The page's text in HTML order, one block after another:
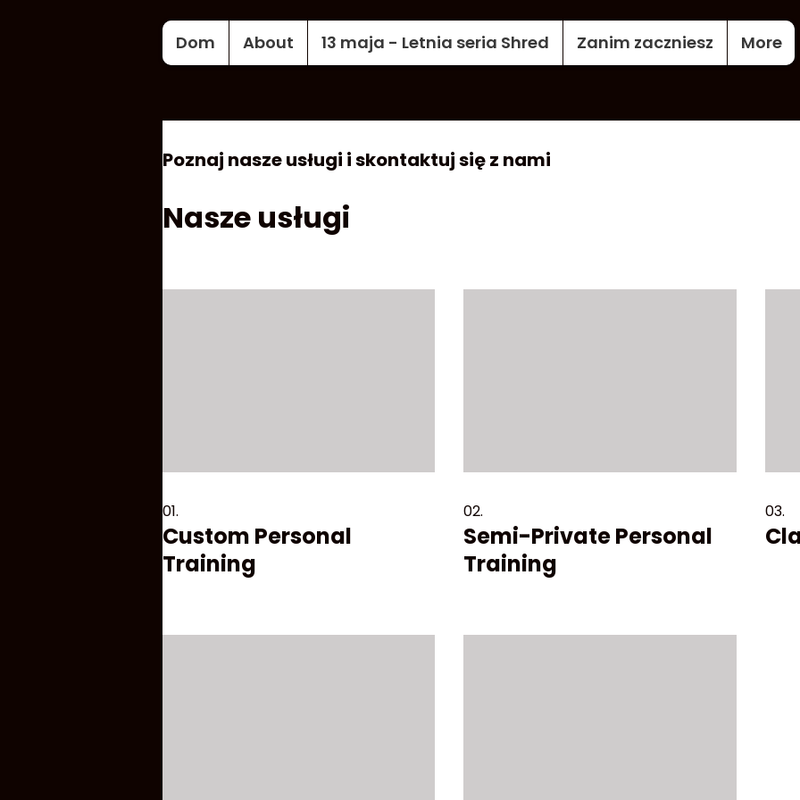
Dom About 13 maja - Letnia seria Shred Zanim zaczniesz More
Poznaj nasze usługi i skontaktuj się z nami
Nasze usługi
01.
Custom Personal
Training
02.
Semi-Private Personal
Training
03.